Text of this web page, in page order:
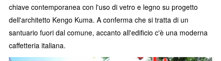
chiave contemporanea con l'uso di vetro e legno su progetto
dell'architetto Kengo Kuma. A conferma che si tratta di un
santuario fuori dal comune, accanto all'edificio c'è una moderna
caffetteria italiana.